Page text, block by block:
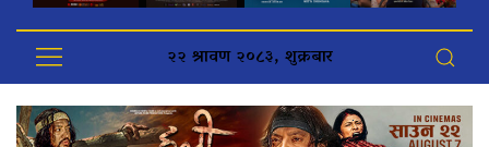
२२ श्रावण २०८३, शुक्रबार